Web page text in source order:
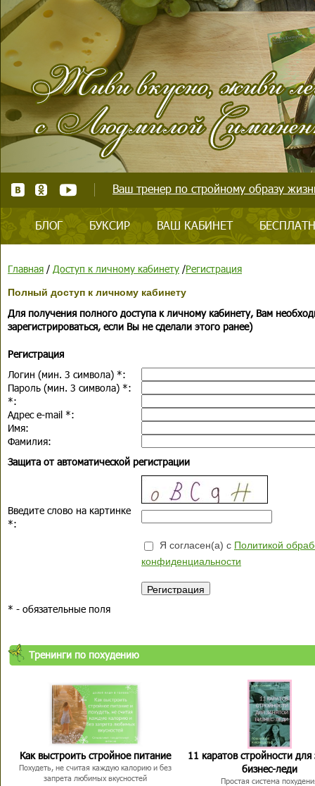
Ваш тренер по стройному образу
БЛОГ БУКСИР ВАШ КАБИНЕТ
Главная / Доступ к личному кабинету /Регистрация
Полный доступ к личному кабинету
Для получения полного доступа к личному кабинету, Вам
зарегистрироваться, если Вы не сделали этого ранее)
Регистрация
Логин (мин. 3 символа) *:
Пароль (мин. 3 символа) *:
*:
Адрес e-mail *:
Имя:
Фамилия:
Защита от автоматической регистрации
Введите слово на картинке
*:
Я согласен(а) с Политикой
конфиденциальности
* - обязательные поля
Тренинги по похудению
Как выстроить стройное питание
Похудеть, не считая каждую калорию и без
запрета любимых вкусностей
11 каратов стройности для
бизнес-леди
Простая система